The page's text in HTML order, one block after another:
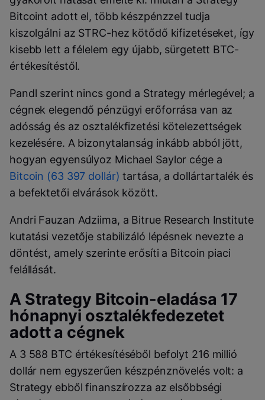
Bitcoint adott el, több készpénzzel tudja
kiszolgálni az STRC-hez kötődő kifizetéseket, így
kisebb lett a félelem egy újabb, sürgetett BTC-
értékesítéstől.
Pandl szerint nincs gond a Strategy mérlegével; a
cégnek elegendő pénzügyi erőforrása van az
adósság és az osztalékfizetési kötelezettségek
kezelésére. A bizonytalanság inkább abból jött,
hogyan egyensúlyoz Michael Saylor cége a
Bitcoin (63 397 dollár) tartása, a dollártartalék és
a befektetői elvárások között.
Andri Fauzan Adziima, a Bitrue Research Institute
kutatási vezetője stabilizáló lépésnek nevezte a
döntést, amely szerinte erősíti a Bitcoin piaci
felállását.
A Strategy Bitcoin-eladása 17
hónapnyi osztalékfedezetet
adott a cégnek
A 3 588 BTC értékesítéséből befolyt 216 millió
dollár nem egyszerűen készpénznövelés volt: a
Strategy ebből finanszírozza az elsőbbségi